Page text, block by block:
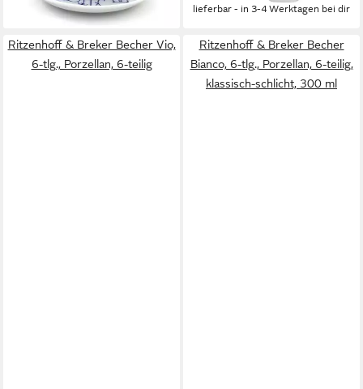
lieferbar - in 3-4 Werktagen bei dir
Ritzenhoff & Breker Becher Vio,
6-tlg., Porzellan, 6-teilig
Ritzenhoff & Breker Becher
Bianco, 6-tlg., Porzellan, 6-teilig,
klassisch-schlicht, 300 ml